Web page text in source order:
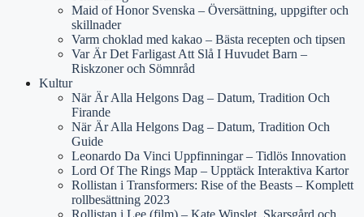
Maid of Honor Svenska – Översättning, uppgifter och
skillnader
Varm choklad med kakao – Bästa recepten och tipsen
Var Är Det Farligast Att Slå I Huvudet Barn –
Riskzoner och Sömnråd
Kultur
När Är Alla Helgons Dag – Datum, Tradition Och
Firande
När Är Alla Helgons Dag – Datum, Tradition Och
Guide
Leonardo Da Vinci Uppfinningar – Tidlös Innovation
Lord Of The Rings Map – Upptäck Interaktiva Kartor
Rollistan i Transformers: Rise of the Beasts – Komplett
rollbesättning 2023
Rollistan i Lee (film) – Kate Winslet, Skarsgård och